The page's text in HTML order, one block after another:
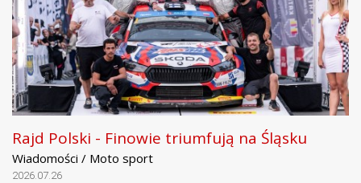
Rajd Polski - Finowie triumfują na Śląsku
Wiadomości / Moto sport
2026.07.26